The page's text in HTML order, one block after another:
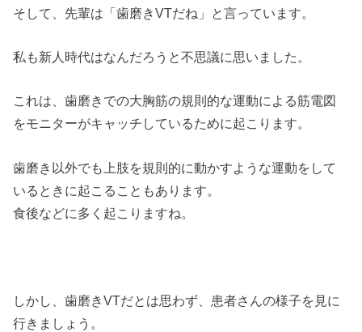
そして、先輩は「歯磨きVTだね」と言っています。
私も新人時代はなんだろうと不思議に思いました。
これは、歯磨きでの大胸筋の規則的な運動による筋電図
をモニターがキャッチしているために起こります。
歯磨き以外でも上肢を規則的に動かすような運動をして
いるときに起こることもあります。
食後などに多く起こりますね。
しかし、歯磨きVTだとは思わず、患者さんの様子を見に
行きましょう。